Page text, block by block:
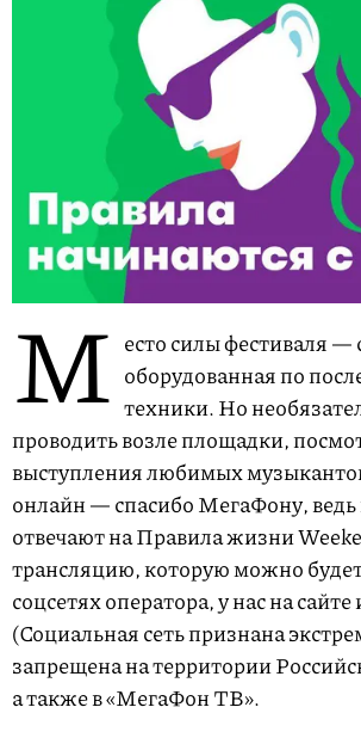
М есто силы фестиваля —
оборудованная по
техники. Но
проводить возле площадки,
выступления любимых
онлайн — спасибо МегаФону,
отвечают на Правила жизни
трансляцию, которую можно
соцсетях оператора, у нас на сайте
(Социальная сеть признана
запрещена на территории
а также в «МегаФон ТВ».